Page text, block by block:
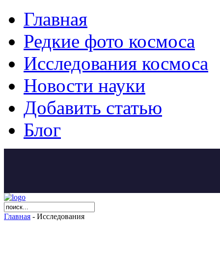
Главная
Редкие фото космоса
Исследования космоса
Новости науки
Добавить статью
Блог
Главная - Исследования